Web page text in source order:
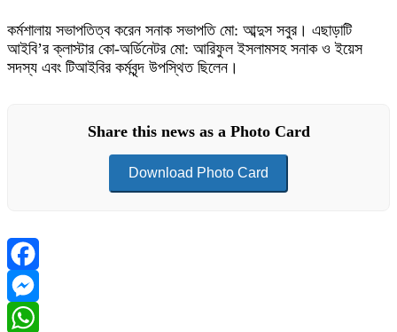
কর্মশালায় সভাপতিত্ব করেন সনাক সভাপতি মো: আব্দুস সবুর। এছাড়াটি
আইবি’র ক্লাস্টার কো-অর্ডিনেটর মো: আরিফুল ইসলামসহ সনাক ও ইয়েস
সদস্য এবং টিআইবির কর্মবৃন্দ উপস্থিত ছিলেন।
Share this news as a Photo Card
Download Photo Card
Facebook
Messenger